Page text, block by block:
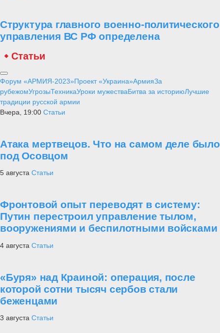
Структура главного военно-политического
управления ВС РФ определена
Статьи
Форум «АРМИЯ-2023»Проект «Украина»АрмияЗа
рубежомУгрозыТехникаУроки мужестваБитва за историюЛучшие
традиции русской армии
Вчера, 19:00 Статьи
Атака мертвецов. Что на самом деле было
под Осовцом
5 августа Статьи
Фронтовой опыт переводят в систему:
Путин перестроил управление тылом,
вооружениями и беспилотными войсками
4 августа Статьи
«Буря» над Краиной: операция, после
которой сотни тысяч сербов стали
беженцами
3 августа Статьи